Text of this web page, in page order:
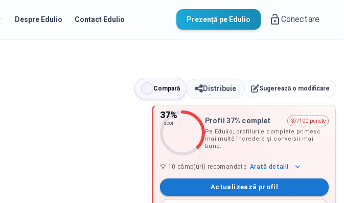
Despre Edulio Contact Edulio Prezență pe Edulio Conectare
Compară Distribuie Sugerează o modificare
37%
scor Profil 37% complet
37/100 puncte
Pe Edulio, profilurile complete primesc
mai multă încredere și conversii mai
bune.
💡 10 câmp(uri) recomandate Arată detalii
Actualizează profil